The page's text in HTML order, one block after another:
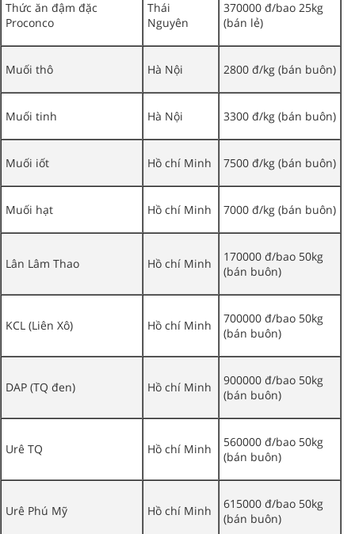
Thức ăn đậm đặc
Proconco
Thái
Nguyên
370000 đ/bao 25kg
(bán lẻ)
Muối thô Hà Nội 2800 đ/kg (bán buôn)
Muối tinh Hà Nội 3300 đ/kg (bán buôn)
Muối iốt Hồ chí Minh 7500 đ/kg (bán buôn)
Muối hạt Hồ chí Minh 7000 đ/kg (bán buôn)
Lân Lâm Thao Hồ chí Minh
170000 đ/bao 50kg
(bán buôn)
KCL (Liên Xô) Hồ chí Minh
700000 đ/bao 50kg
(bán buôn)
DAP (TQ đen) Hồ chí Minh
900000 đ/bao 50kg
(bán buôn)
Urê TQ Hồ chí Minh
560000 đ/bao 50kg
(bán buôn)
Urê Phú Mỹ Hồ chí Minh
615000 đ/bao 50kg
(bán buôn)